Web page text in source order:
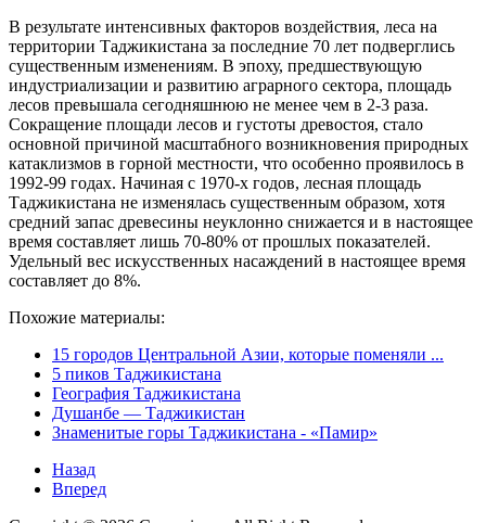
В результате интенсивных факторов воздействия, леса на
территории Таджикистана за последние 70 лет подверглись
существенным изменениям. В эпоху, предшествующую
индустриализации и развитию аграрного сектора, площадь
лесов превышала сегодняшнюю не менее чем в 2-3 раза.
Сокращение площади лесов и густоты древостоя, стало
основной причиной масштабного возникновения природных
катаклизмов в горной местности, что особенно проявилось в
1992-99 годах. Начиная с 1970-х годов, лесная площадь
Таджикистана не изменялась существенным образом, хотя
средний запас древесины неуклонно снижается и в настоящее
время составляет лишь 70-80% от прошлых показателей.
Удельный вес искусственных насаждений в настоящее время
составляет до 8%.
Похожие материалы:
15 городов Центральной Азии, которые поменяли ...
5 пиков Таджикистана
География Таджикистана
Душанбе — Таджикистан
Знаменитые горы Таджикистана - «Памир»
Назад
Вперед